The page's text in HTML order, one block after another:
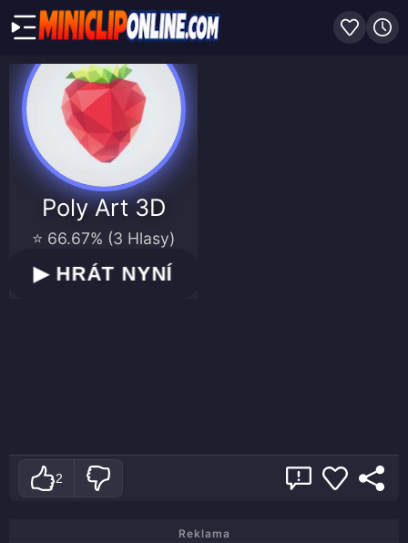
Poly Art 3D
⭐ 66.67% (3 Hlasy)
▶HRÁT NYNÍ
2
Reklama